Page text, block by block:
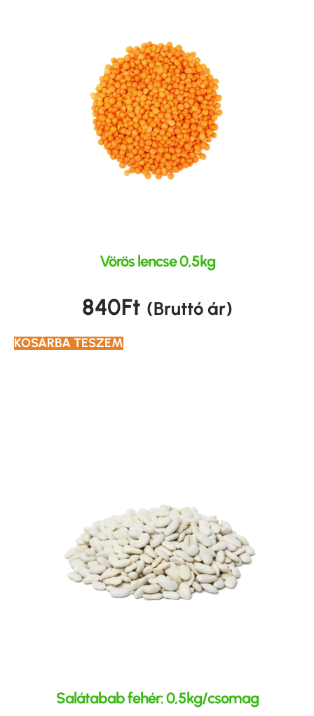
Vörös lencse 0,5kg
840Ft (Bruttó ár)
KOSÁRBA TESZEM
Salátabab fehér: 0,5kg/csomag